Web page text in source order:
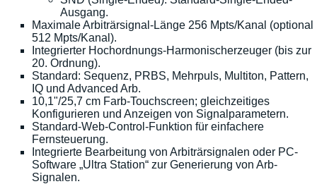
Ausgang.
Maximale Arbiträrsignal-Länge 256 Mpts/Kanal (optional
512 Mpts/Kanal).
Integrierter Hochordnungs-Harmonischerzeuger (bis zur
20. Ordnung).
Standard: Sequenz, PRBS, Mehrpuls, Multiton, Pattern,
IQ und Advanced Arb.
10,1"/25,7 cm Farb-Touchscreen; gleichzeitiges
Konfigurieren und Anzeigen von Signalparametern.
Standard-Web-Control-Funktion für einfachere
Fernsteuerung.
Integrierte Bearbeitung von Arbiträrsignalen oder PC-
Software „Ultra Station“ zur Generierung von Arb-
Signalen.